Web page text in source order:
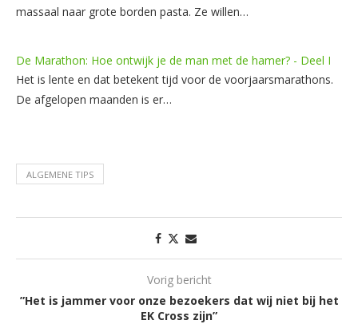
massaal naar grote borden pasta. Ze willen…
De Marathon: Hoe ontwijk je de man met de hamer? - Deel I
Het is lente en dat betekent tijd voor de voorjaarsmarathons.
De afgelopen maanden is er…
ALGEMENE TIPS
Vorig bericht
”Het is jammer voor onze bezoekers dat wij niet bij het
EK Cross zijn”